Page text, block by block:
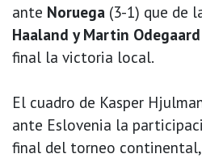
ante Noruega (3-1) que de
Haaland y Martin Odegaard
final la victoria local.
El cuadro de Kasper
ante Eslovenia la
final del torneo continental,